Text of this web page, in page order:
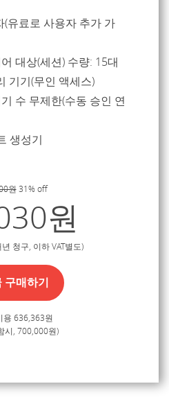
유료로 사용자 추가 가
대상(세션) 수량: 15대
기기(무인 액세스)
수 무제한(수동 승인 연
생성기
원31% off
원
청구, 이하 VAT별도)
구매하기
용 636,363원
시, 700,000원)